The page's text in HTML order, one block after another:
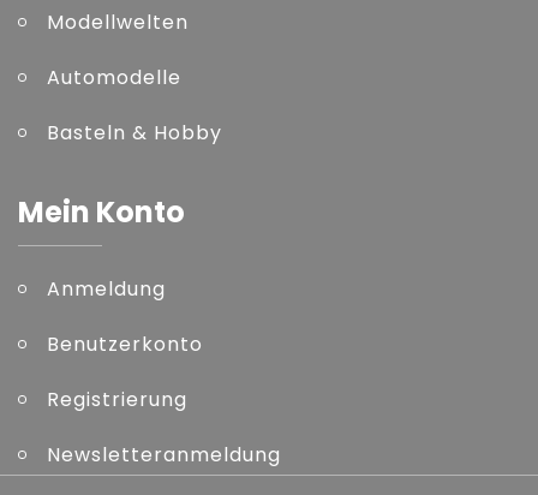
Modellwelten
Automodelle
Basteln & Hobby
Mein Konto
Anmeldung
Benutzerkonto
Registrierung
Newsletteranmeldung